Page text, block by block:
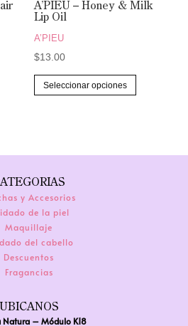
A’PIEU – Honey & Milk
Lip Oil
A’PIEU
$13.00
Seleccionar opciones
Este
producto
y Accesorios
de la piel
Maquillaje
del cabello
Descuentos
Fragancias
UBICANOS
Natura – Módulo K18